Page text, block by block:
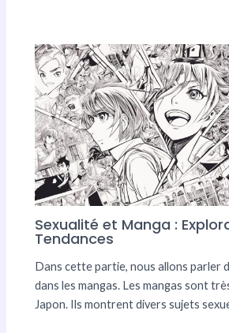
Sexualité et Manga :
Tendances
Dans cette partie, nous allons parler
dans les mangas. Les mangas sont
Japon. Ils montrent divers sujets